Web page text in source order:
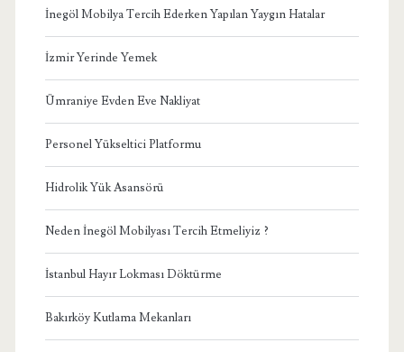
İnegöl Mobilya Tercih Ederken Yapılan Yaygın Hatalar
İzmir Yerinde Yemek
Ümraniye Evden Eve Nakliyat
Personel Yükseltici Platformu
Hidrolik Yük Asansörü
Neden İnegöl Mobilyası Tercih Etmeliyiz ?
İstanbul Hayır Lokması Döktürme
Bakırköy Kutlama Mekanları